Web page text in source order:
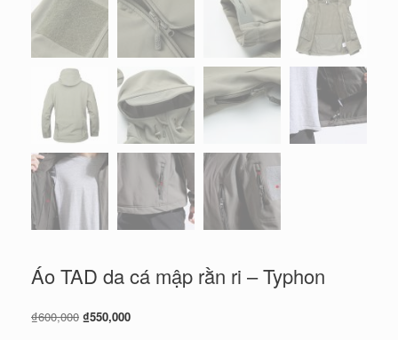
Áo TAD da cá mập rằn ri – Typhon
₫600,000 Giá
₫550,000Giá